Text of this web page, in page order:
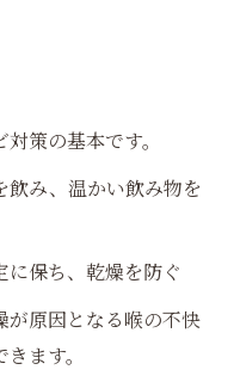
策の基本です。
飲み、温かい飲み物を
保ち、乾燥を防ぐ
が原因となる喉の不快
ます。